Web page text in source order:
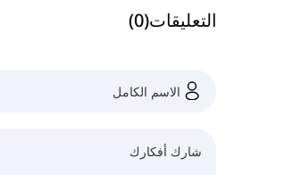
التعليقات(
0
)